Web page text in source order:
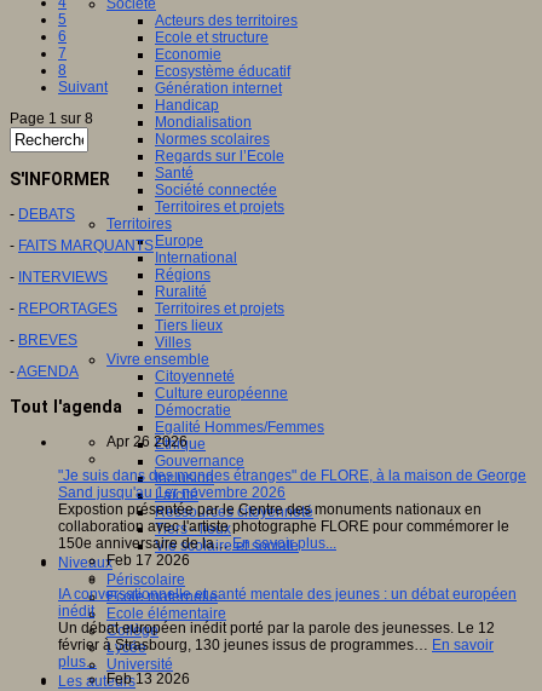
Société
Acteurs des territoires
Ecole et structure
Economie
Ecosystème éducatif
Génération internet
Handicap
Mondialisation
Normes scolaires
Regards sur l’Ecole
Santé
Société connectée
Territoires et projets
Territoires
Europe
International
Régions
Ruralité
Territoires et projets
Tiers lieux
Villes
Vivre ensemble
Citoyenneté
Culture européenne
Démocratie
Egalité Hommes/Femmes
Ethique
Gouvernance
Inclusion
Laïcité
Ressources citoyenneté
Tiers - lieux
Vie scolaire et sociale
Niveaux
Périscolaire
Ecole maternelle
Ecole élémentaire
Collège
Lycée
Université
Les auteurs
5
6
7
8
Suivant
Page 1 sur 8
S'INFORMER
- DEBATS
- FAITS MARQUANTS
- INTERVIEWS
- REPORTAGES
- BREVES
-AGENDA
Tout l'agenda
Apr 26 2026
"Je suis dans des mondes étranges" de FLORE, à la maison de George
Sand jusqu'au 1er novembre 2026
Expostion présentée par le Centre des monuments nationaux en
collaboration avec l'artiste photographe FLORE pour commémorer le
150e anniversaire de la…En savoir plus...
Feb 17 2026
IA conversationnelle et santé mentale des jeunes : un débat européen
inédit
Un débat européen inédit porté par la parole des jeunesses. Le 12
février à Strasbourg, 130 jeunes issus de programmes… En savoir
plus...
Feb 13 2026